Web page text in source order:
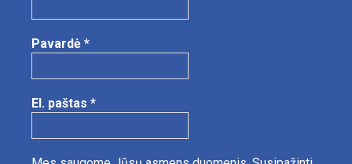
Pavardė *
El. paštas *